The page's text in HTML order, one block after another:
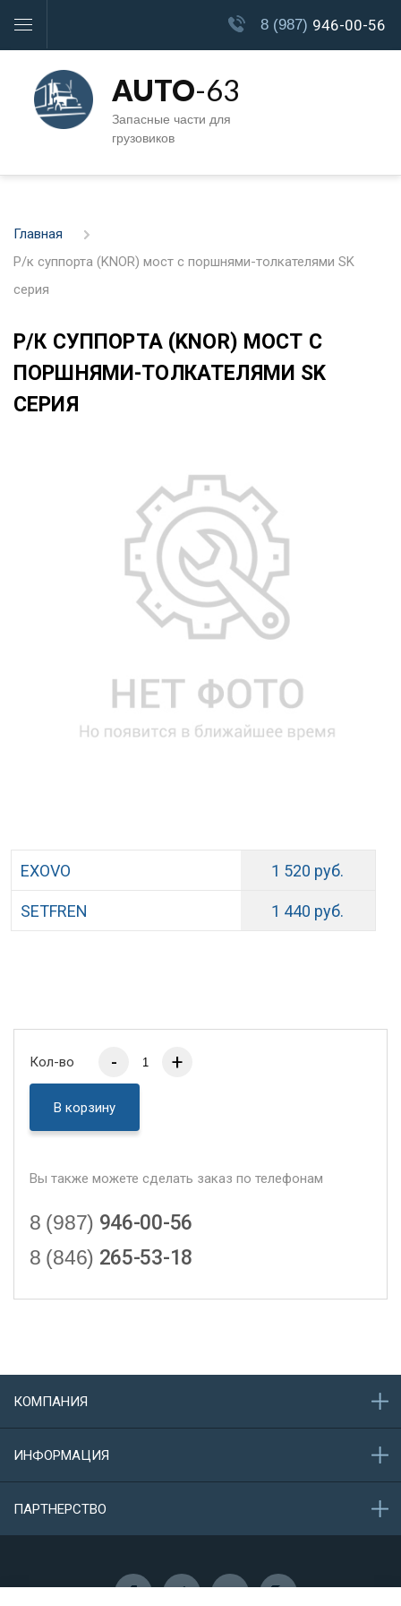
8 (987) 946-00-56
AUTO-63
Запасные части для
грузовиков
Главная
Р/к суппорта (KNOR) мост с поршнями-толкателями SK
серия
Р/К СУППОРТА (KNOR) МОСТ С
ПОРШНЯМИ-ТОЛКАТЕЛЯМИ SK
СЕРИЯ
EXOVO 1 520 руб.
SETFREN 1 440 руб.
Кол-во - +
В корзину
Вы также можете сделать заказ по телефонам
8 (987) 946-00-56
8 (846) 265-53-18
КОМПАНИЯ
Акции
ИНФОРМАЦИЯ
Конфиденциальность данных
ПАРТНЕРСТВО